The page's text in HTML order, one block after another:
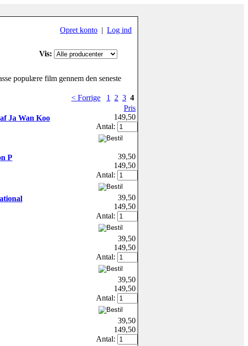
Opret konto | Log ind
Vis:
populære film gennem den seneste
< Forrige 1 2 3 4
Pris
Ja Wan Koo
149,50
Antal:
P
39,50
149,50
Antal:
39,50
149,50
Antal:
39,50
149,50
Antal:
39,50
149,50
Antal:
39,50
149,50
Antal: